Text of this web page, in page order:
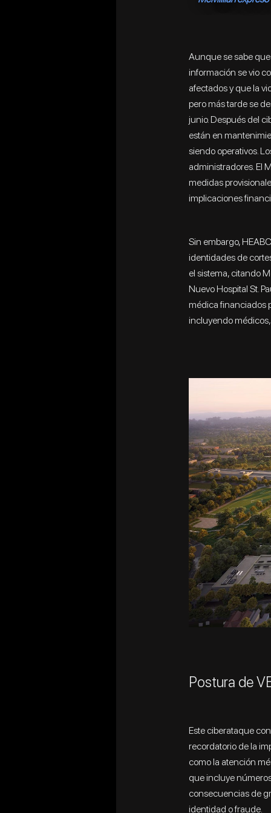
‍Aunque se sabe
información se vio
afectados y que la
pero más tarde se
junio. Después del
están en
siendo operativos.
administradores. El
medidas
implicaciones
Sin embargo,
identidades de
el sistema, citando
Nuevo Hospital St.
médica financiados
incluyendo
Postura de
Este ciberataque
recordatorio de la
como la atención
que incluye
consecuencias de
identidad o fraude.